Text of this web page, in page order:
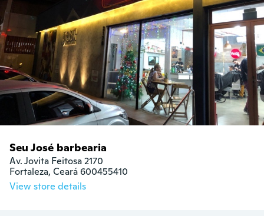
Seu José barbearia
Av. Jovita Feitosa 2170
Fortaleza, Ceará 600455410
View store details